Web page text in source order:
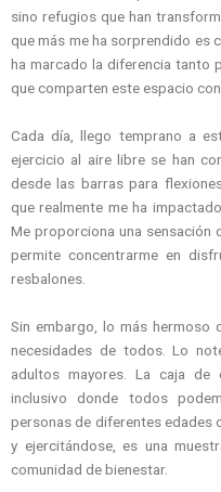
sino refugios que han
que más me ha sorprendido es
ha marcado la diferencia tanto
que comparten este espacio
Cada día, llego temprano a
ejercicio al aire libre se han
desde las barras para
que realmente me ha
Me proporciona una sensación
permite concentrarme en
resbalones.
Sin embargo, lo más hermoso
necesidades de todos. Lo
adultos mayores. La caja de
inclusivo donde todos
personas de diferentes edades
y ejercitándose, es una
comunidad de bienestar.